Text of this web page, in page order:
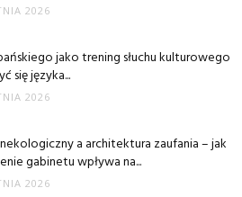
2026
jako trening słuchu kulturowego
się języka...
2026
a architektura zaufania – jak
gabinetu wpływa na...
2026